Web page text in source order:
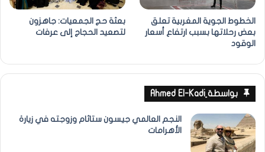
الخطوط الجوية المغربية تعلق
بعض رحلاتها بسبب ارتفاع أسعار
الوقود
بعثة حج الجمعيات: جاهزون
لتصعيد الحجاج إلى عرفات
بواسطة ِAhmed El-Kadi
النجم العالمي جيسون ستاثام وزوجته في زيارة
الأهرامات